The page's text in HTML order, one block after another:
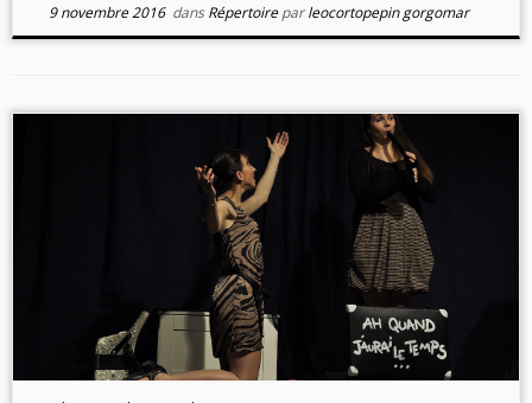
9 novembre 2016dansRépertoireparleocortopepin gorgomar